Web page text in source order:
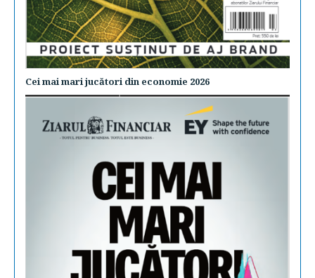
Cei mai mari jucători din economie 2026